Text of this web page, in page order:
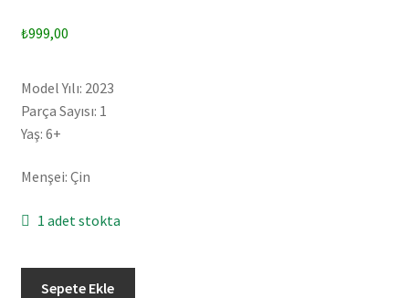
₺999,00
Model Yılı: 2023
Parça Sayısı: 1
Yaş: 6+
Menşei: Çin
1 adet stokta
Sepete Ekle